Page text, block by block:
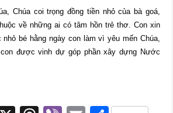
Chúa coi trọng đồng tiền nhỏ của bà goá,
về những ai có tâm hồn trẻ thơ. Con xin
bé hằng ngày con làm vì yêu mến Chúa,
được vinh dự góp phần xây dựng Nước